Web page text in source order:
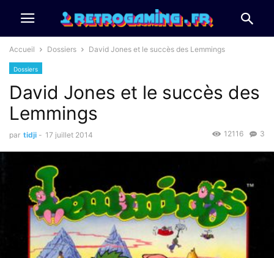
Accueil Dossiers David Jones et le succès des Lemmings
Dossiers
David Jones et le succès des
Lemmings
par tidji - 17 juillet 2014 3
12116